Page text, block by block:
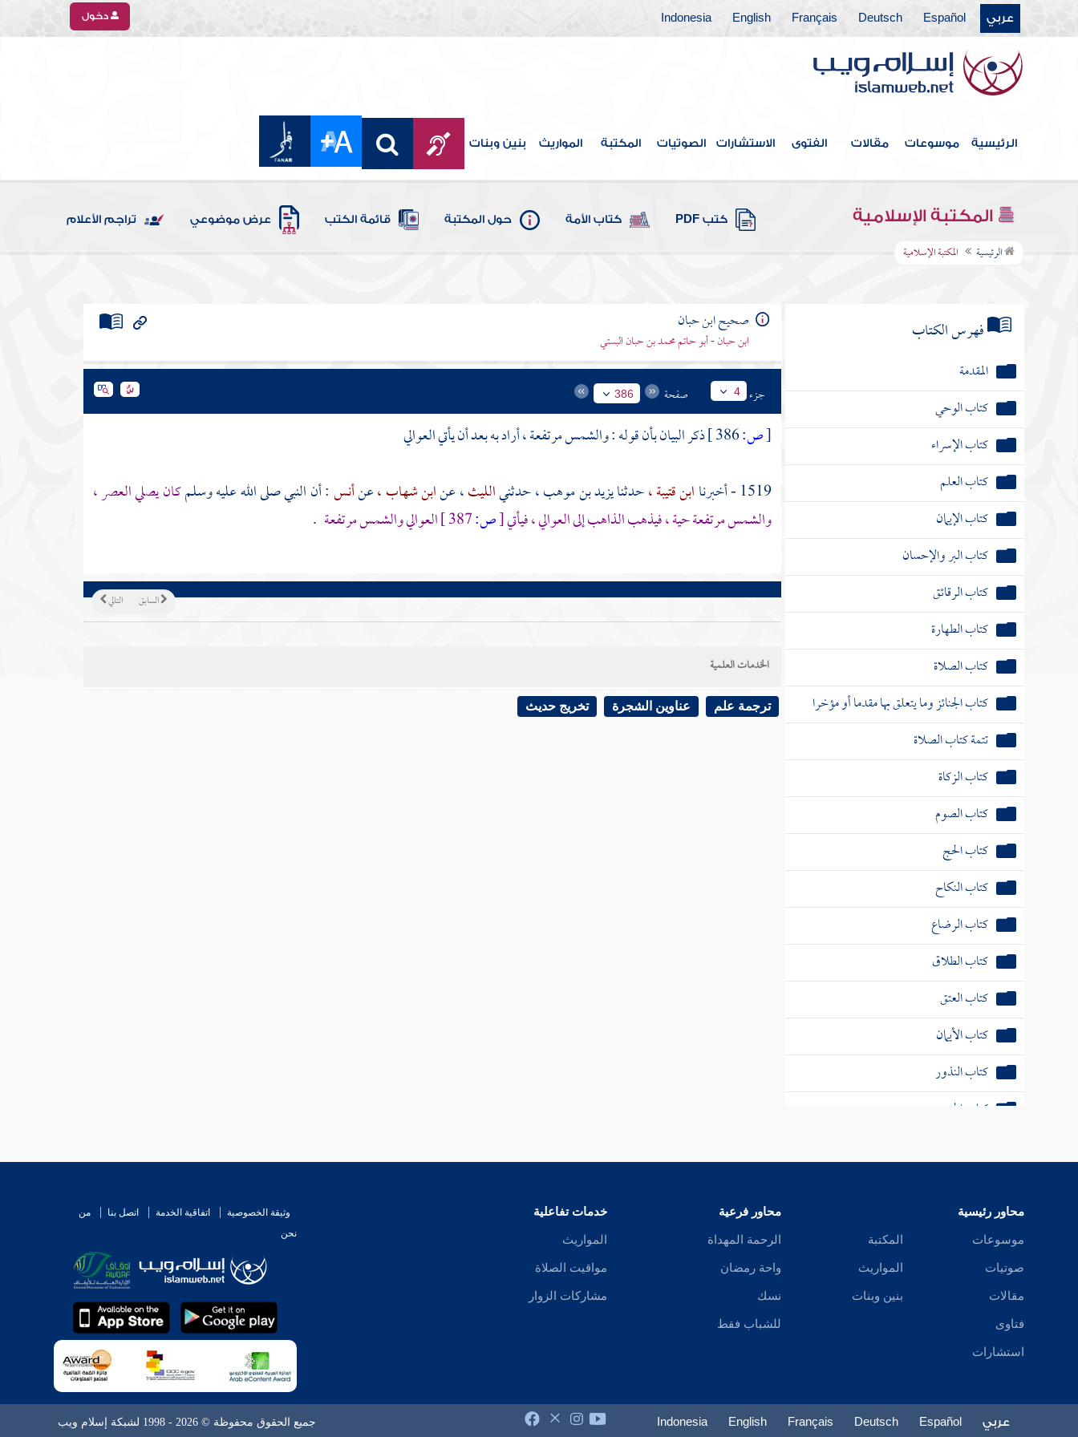
عربي Español
Deutsch
Français
English
Indonesia دخول
الرئيسية موسوعات مقالات الفتوى الاستشارات الصوتيات المكتبة المواريث بنين وبنات
المكتبة الإسلامية كتب PDF كتاب الأمة حول المكتبة قائمة الكتب عرض موضوعي تراجم الأعلام
الرئيسية المكتبة الإسلامية
فهرس الكتاب
المقدمة
كتاب الوحي
كتاب الإسراء
كتاب العلم
كتاب الإيمان
كتاب البر والإحسان
كتاب الرقائق
كتاب الطهارة
كتاب الصلاة
كتاب الجنائز وما يتعلق بها مقدما أو مؤخرا
تتمة كتاب الصلاة
كتاب الزكاة
كتاب الصوم
كتاب الحج
كتاب النكاح
كتاب الرضاع
كتاب الطلاق
كتاب العتق
كتاب الأيمان
كتاب النذور
كتاب الحدود
كتاب الوقف
كتاب القضاء
كتاب الشهادات
صحيح ابن حبان
ابن حبان - أبو حاتم محمد بن حبان البستي
جزء 4 صفحة 386
[ص:
ذكر البيان بأن قوله : والشمس مرتفعة ، أراد به بعد أن يأتي العوالي
1519 - أخبرنا
ابن قتيبة ،حدثنايزيد بن موهب، حدثنيالليث، عنابن شهاب ،عنأنس: أن النبي صلى الله عليه وسلمكان يصلي العصر ،
والشمس مرتفعة حية ، فيذهب الذاهب إلىالعوالي، فيأتي[ص: العواليوالشمس مرتفعة .
التالي السابق
الخدمات العلمية
ترجمة علم عناوين الشجرة تخريج حديث
محاور رئيسية
موسوعات
صوتيات
مقالات
فتاوى
استشارات
المكتبة
المواريث
بنين وبنات
محاور فرعية
الرحمة المهداة
واحة رمضان
نسك
للشباب فقط
خدمات تفاعلية
المواريث
مواقيت الصلاة
مشاركات الزوار
وثيقة الخصوصية اتفاقية الخدمة اتصل بنا
من
نحن
عربي Español
Deutsch
Français
English
Indonesia جميع الحقوق محفوظة © 2026 - 1998 لشبكة إسلام ويب